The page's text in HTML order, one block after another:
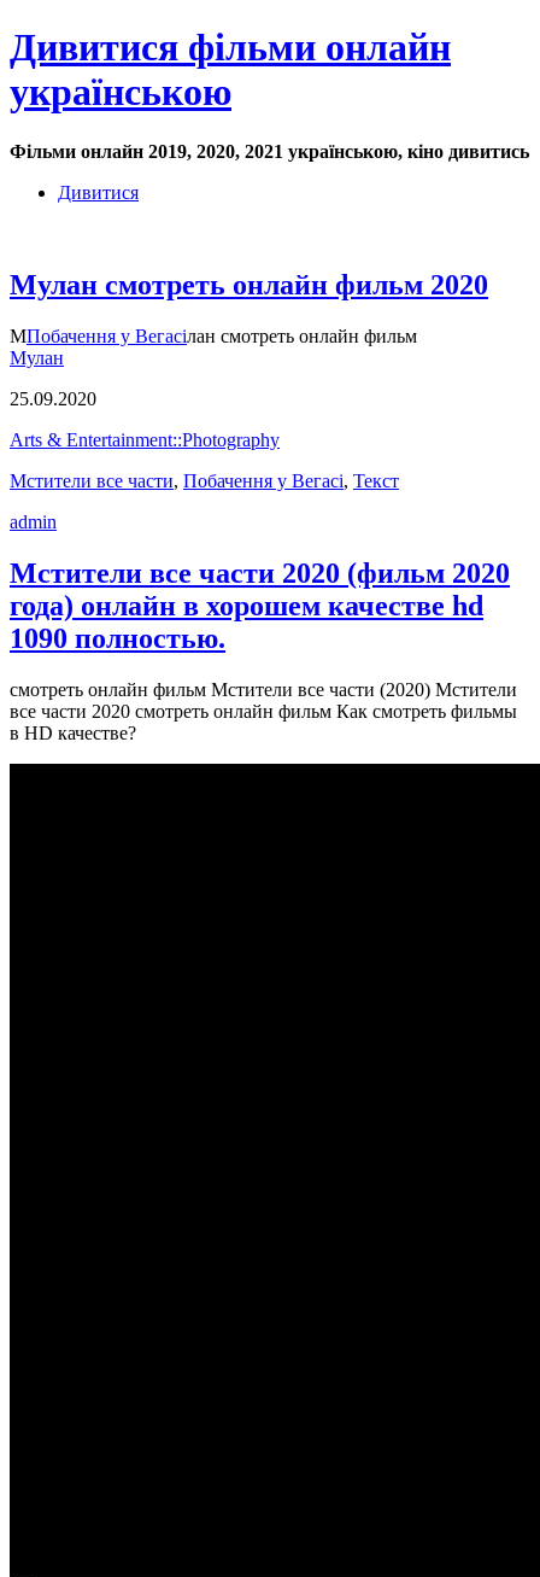
Дивитися фільми онлайн
українською
Фільми онлайн 2019, 2020, 2021 українською, кіно дивитись
Дивитися
Мулан смотреть онлайн фильм 2020
МПобачення у Вегасілан смотреть онлайн фильм
Мулан
25.09.2020
Arts & Entertainment::Photography
Мстители все части, Побачення у Вегасі, Текст
admin
Мстители все части 2020 (фильм 2020
года) онлайн в хорошем качестве hd
1090 полностью.
смотреть онлайн фильм Мстители все части (2020) Мстители
все части 2020 смотреть онлайн фильм Как смотреть фильмы
в HD качестве?